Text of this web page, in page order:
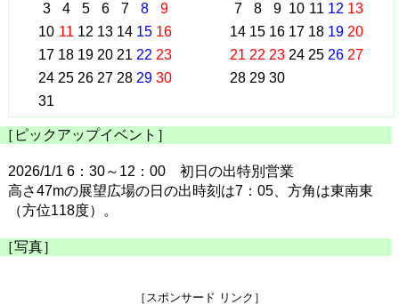
3
4 5 6 7 8
9
10 11 12 13 14 15 16
17 18 19 20 21 22 23
24 25 26 27 28 29 30
31
7
8 9 10 11 12 13
14 15 16 17 18 19 20
21 22 23 24 25 26 27
28 29 30
［ピックアップイベント］
2026/1/1 6：30～12：00 初日の出特別営業
高さ47mの展望広場の日の出時刻は7：05、方角は東南東
（方位118度）。
［写真］
［スポンサード リンク］